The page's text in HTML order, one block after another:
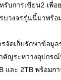
รับการเขียน2 เ
งจรรุ่นนี้มาพร้
ดเก็บรักษาข้อมู
ระหว่างอุปกรณ์
และ 2TB พร้อ